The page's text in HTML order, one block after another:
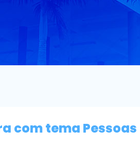
com tema Pessoas